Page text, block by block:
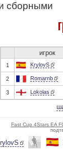
сборными
игрок
1 KrylovS
2 Romarnb
3 Lokolas
Fast Cup 4Stars EA